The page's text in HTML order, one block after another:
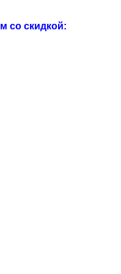
со скидкой: